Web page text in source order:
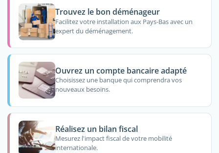
Trouvez le bon déménageur
Facilitez votre installation aux Pays-Bas avec un
expert du déménagement.
Ouvrez un compte bancaire adapté
Choisissez une banque qui comprendra vos
nouveaux besoins.
Réalisez un bilan fiscal
Mesurez l'impact fiscal de votre mobilité
internationale.